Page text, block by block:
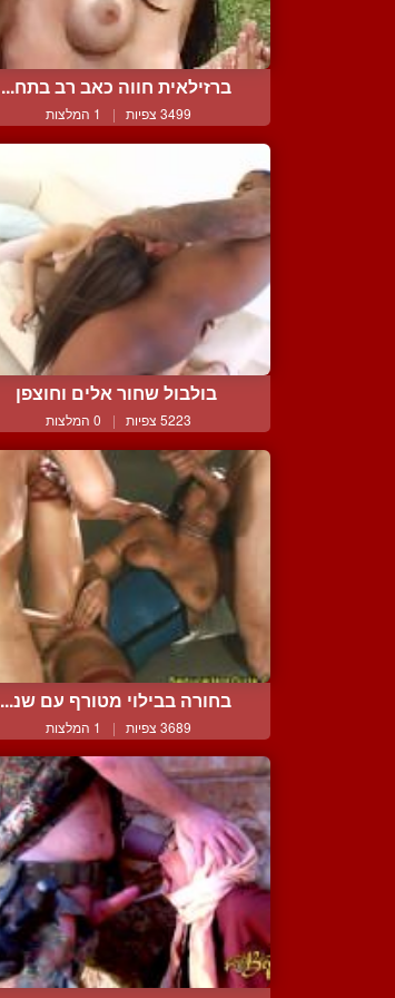
ברזילאית חווה כאב רב בתח...
3499 צפיות | 1 המלצות
בולבול שחור אלים וחוצפן
5223 צפיות | 0 המלצות
בחורה בבילוי מטורף עם שנ...
3689 צפיות | 1 המלצות